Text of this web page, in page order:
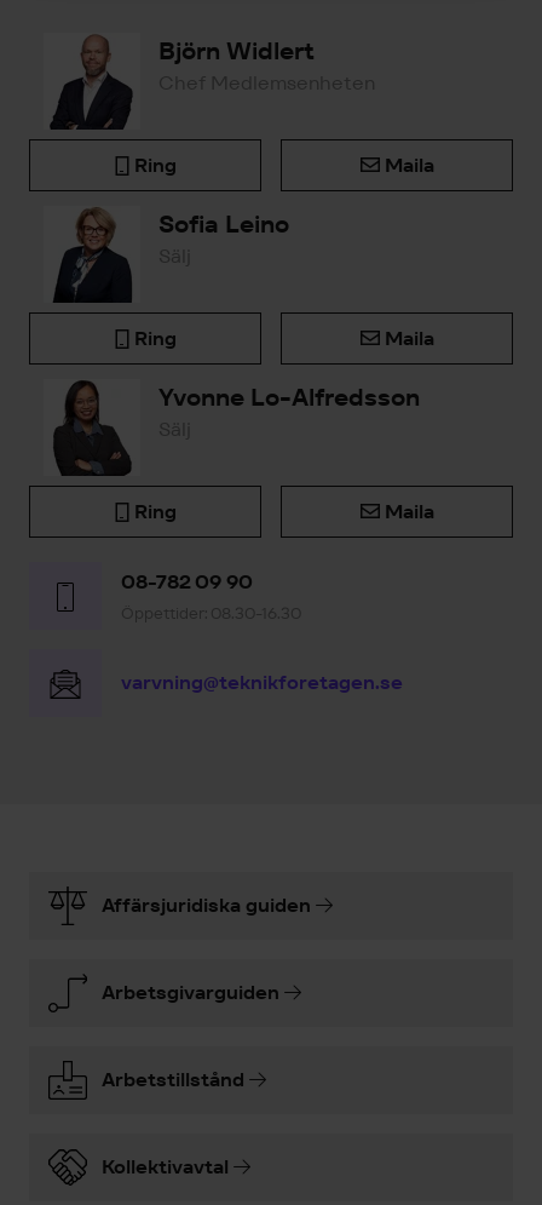
Björn Widlert
Chef Medlemsenheten
Ring Maila
Sofia Leino
Sälj
Ring Maila
Yvonne Lo-Alfredsson
Sälj
Ring Maila
08-782 09 90
Öppettider: 08.30-16.30
varvning@teknikforetagen.se
Affärsjuridiska guiden
Arbetsgivarguiden
Arbetstillstånd
Kollektivavtal